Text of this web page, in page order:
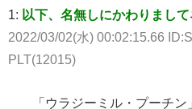
1: 以下、名無しにかわりまし
2022/03/02(水) 00:02:15.66
PLT(12015)
「ウラジーミル・プーチン